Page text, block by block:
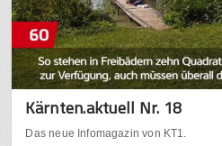
Kärnten.aktuell Nr. 18
Das neue Infomagazin von KT1.